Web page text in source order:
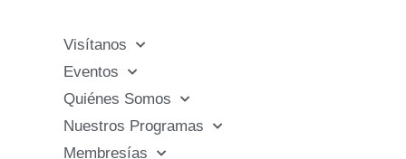
Visítanos
Eventos
Quiénes Somos
Nuestros Programas
Membresías